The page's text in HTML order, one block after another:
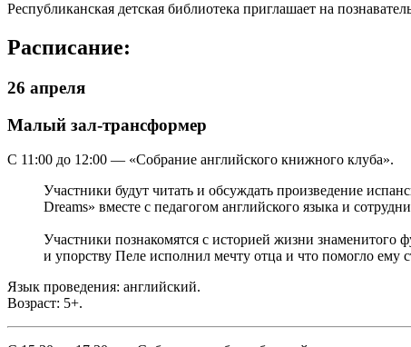
Республиканская детская библиотека приглашает на
Расписание:
26 апреля
Малый зал-трансформер
С 11:00 до 12:00 — «Собрание английского книжного клуба».
Участники будут читать и обсуждать произведение
Dreams» вместе с педагогом английского языка и
Участники познакомятся с историей жизни
и упорству Пеле исполнил мечту отца и что помогло
Язык проведения: английский.
Возраст: 5+.